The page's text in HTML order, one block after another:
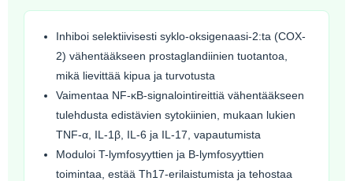
Inhiboi selektiivisesti syklo-oksigenaasi-2:ta (COX-
2) vähentääkseen prostaglandiinien tuotantoa,
mikä lievittää kipua ja turvotusta
Vaimentaa NF-κB-signalointireittiä vähentääkseen
tulehdusta edistävien sytokiinien, mukaan lukien
TNF-α, IL-1β, IL-6 ja IL-17, vapautumista
Moduloi T-lymfosyyttien ja B-lymfosyyttien
toimintaa, estää Th17-erilaistumista ja tehostaa